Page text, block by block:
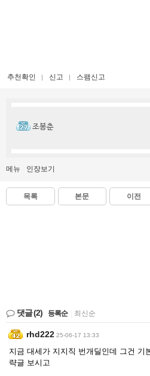
추천확인 신고 스팸신고
조봉춘
메뉴 인장보기
목록 본문 이전
댓글(2) 등록순 최신순
rhd222 25-06-17 13:33
지금 대세가 지지직 번개딜인데 그건 기
략글 보시고